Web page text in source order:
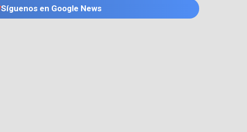
Síguenos en Google News